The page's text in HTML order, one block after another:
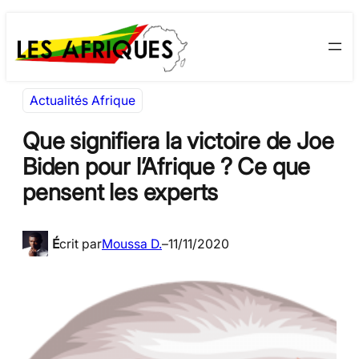
au
contenu
to
content
Actualités Afrique
Que signifiera la victoire de Joe
Biden pour l’Afrique ? Ce que
pensent les experts
Écrit parMoussa D.–11/11/2020